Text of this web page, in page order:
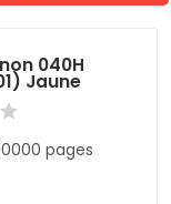
040H
Jaune
pages